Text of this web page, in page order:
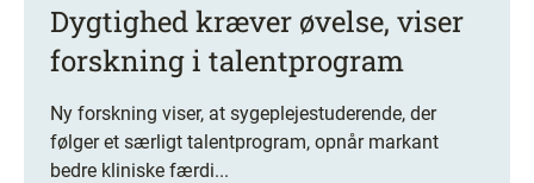
Dygtighed kræver øvelse, viser
forskning i talentprogram
Ny forskning viser, at sygeplejestuderende, der
følger et særligt talentprogram, opnår markant
bedre kliniske færdi...